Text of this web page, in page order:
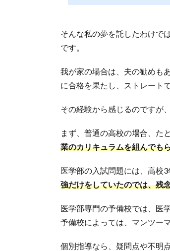
そんな私の夢を託したわけで
です。
我が家の場合は、夫の勧めも
に合格を果たし、ストレート
その経験から感じるのですが
まず、普通の高校の場合、た
業のカリキュラムを組んでも
医学部の入試問題には、高校
強だけをしていたのでは、残
医学部専門の予備校では、医
予備校によっては、マンツー
個別指導なら、疑問点や不明